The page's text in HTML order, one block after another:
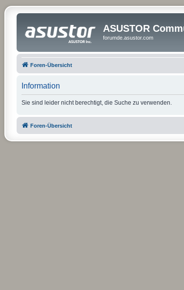
ASUSTOR
forumde.asustor.com
Foren-Übersicht
Information
Sie sind leider nicht berechtigt, die Suche zu verwenden.
Foren-Übersicht